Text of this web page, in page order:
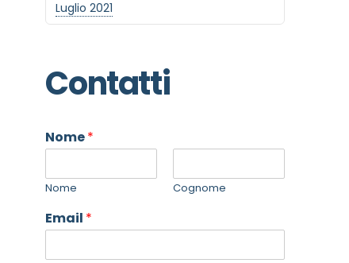
Luglio 2021
Contatti
Nome*
Nome Cognome
Email *